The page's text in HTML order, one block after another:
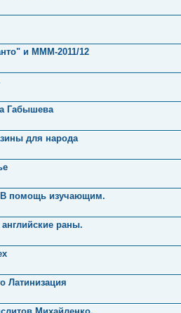
и MMM-2011/12
Габышева
для народа
В помощь изучающим.
раны.
Латинизация